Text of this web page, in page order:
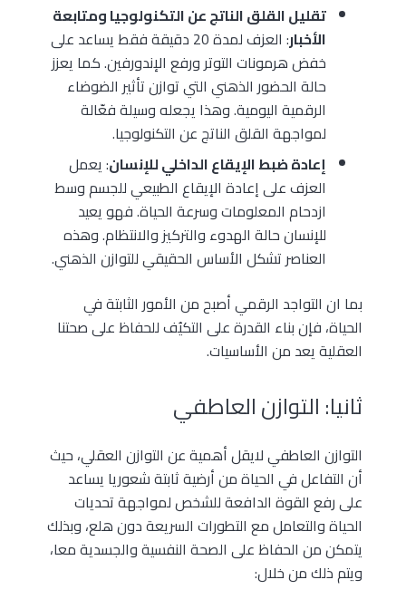
تقليل القلق الناتج عن التكنولوجيا ومتابعة
الأخبار
: العزف لمدة 20 دقيقة فقط يساعد على
خفض هرمونات التوتر ورفع الإندورفين. كما يعزز
حالة الحضور الذهني التي توازن تأثير الضوضاء
الرقمية اليومية. وهذا يجعله وسيلة فعّالة
لمواجهة القلق الناتج عن التكنولوجيا.
إعادة ضبط الإيقاع الداخلي للإنسان: يعمل
العزف على إعادة الإيقاع الطبيعي للجسم وسط
ازدحام المعلومات وسرعة الحياة. فهو يعيد
للإنسان حالة الهدوء والتركيز والانتظام. وهذه
العناصر تشكل الأساس الحقيقي للتوازن الذهني.
بما ان التواجد الرقمي أصبح من الأمور الثابتة في
الحياة، فإن بناء القدرة على التكيُف للحفاظ على صحتنا
العقلية يعد من الأساسيات.
ثانيا: التوازن العاطفي
التوازن العاطفي لايقل أهمية عن التوازن العقلي، حيث
أن التفاعل في الحياة من أرضية ثابتة شعوريا يساعد
على رفع القوة الدافعة للشخص لمواجهة تحديات
الحياة والتعامل مع التطورات السريعة دون هلع، وبذلك
يتمكن من الحفاظ على الصحة النفسية والجسدية معا،
ويتم ذلك من خلال: